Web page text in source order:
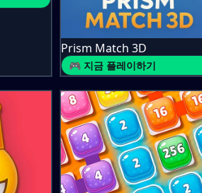
Prism Match 3D
🎮 지금 플레이하기